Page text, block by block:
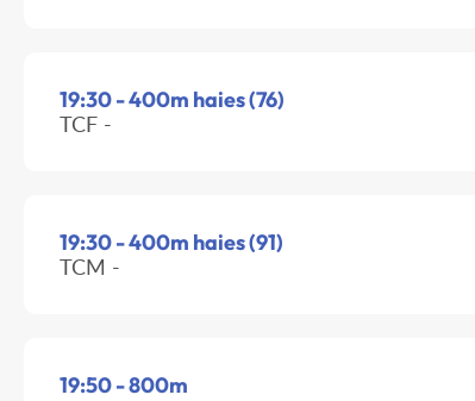
19:30 - 400m haies (76)
TCF -
19:30 - 400m haies (91)
TCM -
19:50 - 800m